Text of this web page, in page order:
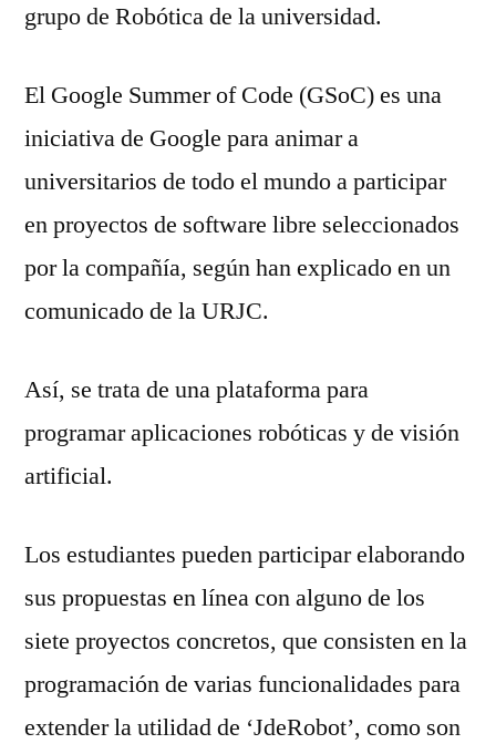
grupo de Robótica de la universidad.
El Google Summer of Code (GSoC) es una
iniciativa de Google para animar a
universitarios de todo el mundo a participar
en proyectos de software libre seleccionados
por la compañía, según han explicado en un
comunicado de la URJC.
Así, se trata de una plataforma para
programar aplicaciones robóticas y de visión
artificial.
Los estudiantes pueden participar elaborando
sus propuestas en línea con alguno de los
siete proyectos concretos, que consisten en la
programación de varias funcionalidades para
extender la utilidad de ‘JdeRobot’, como son